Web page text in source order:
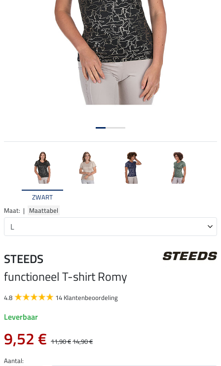
ZWART
Maat: | Maattabel
STEEDS
functioneel T-shirt Romy
4.8 14 Klantenbeoordeling
Leverbaar
9,52 € 11,90 €14,90 €
Aantal: